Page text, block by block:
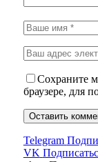
Сохраните
браузере, для
Telegram
VK